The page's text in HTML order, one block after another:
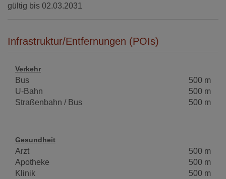
gültig bis 02.03.2031
Infrastruktur/Entfernungen (POIs)
Verkehr
Bus
500 m
U-Bahn
500 m
Straßenbahn / Bus
500 m
Gesundheit
Arzt
500 m
Apotheke
500 m
Klinik
500 m